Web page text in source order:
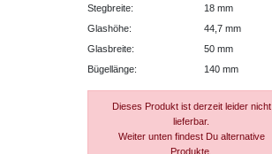
Stegbreite:
18 mm
Glashöhe:
44,7 mm
Glasbreite:
50 mm
Bügellänge:
140 mm
Dieses Produkt ist derzeit leider nicht
lieferbar.
Weiter unten findest Du alternative
Produkte.